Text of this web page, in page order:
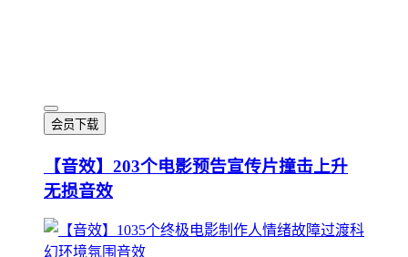
会员下载
【音效】203个电影预告宣传片撞击上升
无损音效